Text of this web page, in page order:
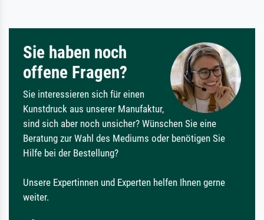
Sie haben noch
offene Fragen?
Sie interessieren sich für einen
Kunstdruck aus unserer Manufaktur,
sind sich aber noch unsicher? Wünschen Sie eine
Beratung zur Wahl des Mediums oder benötigen Sie
Hilfe bei der Bestellung?
Unsere Expertinnen und Experten helfen Ihnen gerne
weiter.